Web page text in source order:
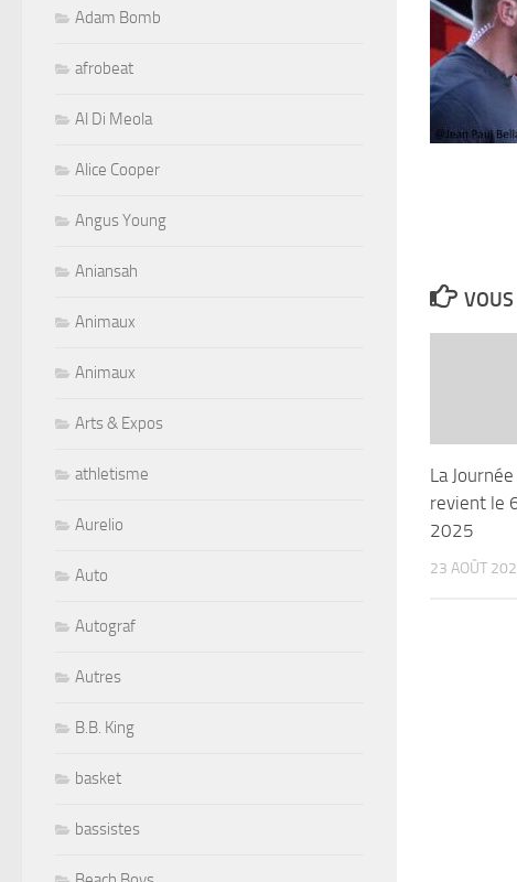
La
revient le
2025
23 AOÛT
Adam Bomb
afrobeat
Al Di Meola
Alice Cooper
Angus Young
Aniansah
Animaux
Animaux
Arts & Expos
athletisme
Aurelio
Auto
Autograf
Autres
B.B. King
basket
bassistes